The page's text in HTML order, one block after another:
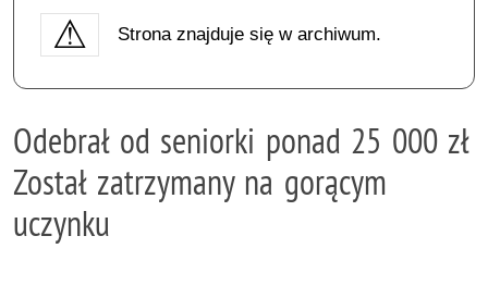
Strona znajduje się w archiwum.
Odebrał od seniorki ponad 25 000 zł
Został zatrzymany na gorącym
uczynku